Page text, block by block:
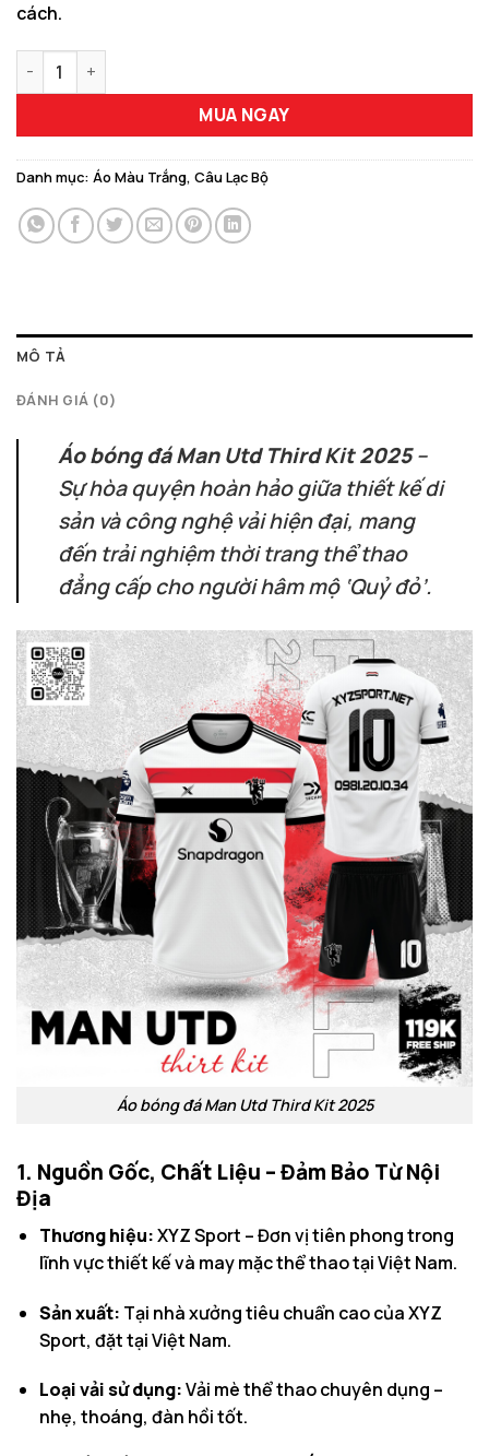
cách.
Mẫu Áo Bóng Đá Man Utd Third Kit 2025 Màu Trắng Phối Đỏ
MUA NGAY
Danh mục: Áo Màu Trắng, Câu Lạc Bộ
MÔ TẢ
ĐÁNH GIÁ (0)
Áo bóng đá Man Utd Third Kit 2025–
Sự hòa quyện hoàn hảo giữa thiết kế di
sản và công nghệ vải hiện đại, mang
đến trải nghiệm thời trang thể thao
đẳng cấp cho người hâm mộ ‘Quỷ đỏ’.
Áo bóng đá Man Utd Third Kit 2025
1. Nguồn Gốc, Chất Liệu – Đảm Bảo Từ Nội
Địa
Thương hiệu:XYZ Sport – Đơn vị tiên phong trong
lĩnh vực thiết kế và may mặc thể thao tại Việt Nam.
Sản xuất: Tại nhà xưởng tiêu chuẩn cao của XYZ
Sport, đặt tại Việt Nam.
Loại vải sử dụng:Vải mè thể thao chuyên dụng –
nhẹ, thoáng, đàn hồi tốt.